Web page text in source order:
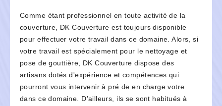
Comme étant professionnel en toute activité de la
couverture, DK Couverture est toujours disponible
pour effectuer votre travail dans ce domaine. Alors, si
votre travail est spécialement pour le nettoyage et
pose de gouttière, DK Couverture dispose des
artisans dotés d'expérience et compétences qui
pourront vous intervenir à pré de en charge votre
dans ce domaine. D'ailleurs, ils se sont habitués à